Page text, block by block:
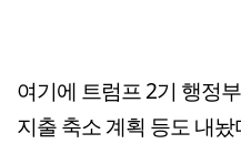
여기에 트럼프 2기 행정
지출 축소 계획 등도 내놨